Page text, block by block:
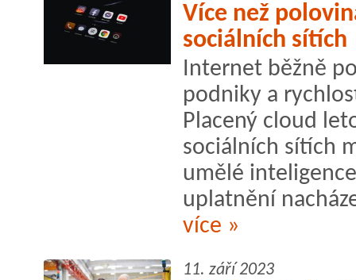
Více než
sociálních sítích
Internet běžně
podniky a
Placený cloud
sociálních sítích
umělé
uplatnění
více »
11. září 2023